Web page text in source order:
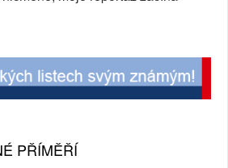
PŘÍMĚŘÍ